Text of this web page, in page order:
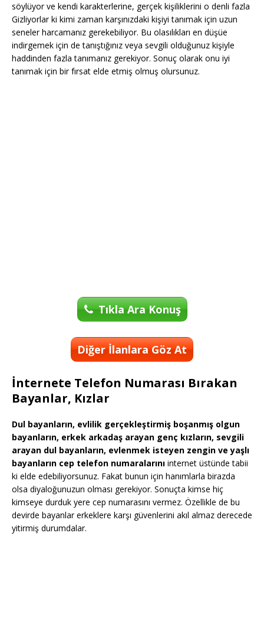
söylüyor ve kendi karakterlerine, gerçek kişiliklerini o denli fazla
Gizliyorlar ki kimi zaman karşınızdaki kişiyi tanımak için uzun
seneler harcamanız gerekebiliyor. Bu olasılıkları en düşüe
indirgemek için de tanıştığınız veya sevgili olduğunuz kişiyle
haddinden fazla tanımanız gerekiyor. Sonuç olarak onu iyi
tanımak için bir fırsat elde etmiş olmuş olursunuz.
Tıkla Ara Konuş
Diğer İlanlara Göz At
İnternete Telefon Numarası Bırakan
Bayanlar, Kızlar
Dul bayanların, evlilik gerçekleştirmiş boşanmış olgun
bayanların, erkek arkadaş arayan genç kızların, sevgili
arayan dul bayanların, evlenmek isteyen zengin ve yaşlı
bayanların cep telefon numaralarını internet üstünde tabii
ki elde edebiliyorsunuz. Fakat bunun için hanımlarla birazda
olsa diyaloğunuzun olması gerekiyor. Sonuçta kimse hiç
kimseye durduk yere cep numarasını vermez. Özellikle de bu
devirde bayanlar erkeklere karşı güvenlerini akıl almaz derecede
yitirmiş durumdalar.